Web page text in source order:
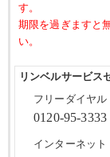
す。
期限を過ぎますと
い。
リンベルサービス
フリーダイヤル
0120-95-3333
インターネット